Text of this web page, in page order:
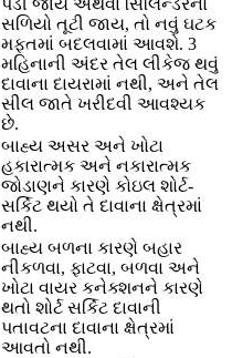
સળિયો તૂટી જાય, તો નવું ઘટક
મફતમાં બદલવામાં આવશે. 3
મહિનાની અંદર તેલ લીકેજ થવું
દાવાના દાયરામાં નથી, અને તેલ
સીલ જાતે ખરીદવી આવશ્યક
છે.
બાહ્ય અસર અને ખોટા
હકારાત્મક અને નકારાત્મક
જોડાણને કારણે કોઇલ શોર્ટ-
સર્કિટ થયો તે દાવાના ક્ષેત્રમાં
નથી.
બાહ્ય બળના કારણે બહાર
નીકળવા, ફાટવા, બળવા અને
ખોટા વાયર કનેક્શનને કારણે
થતો શોર્ટ સર્કિટ દાવાની
પતાવટના દાવાના ક્ષેત્રમાં
આવતો નથી.